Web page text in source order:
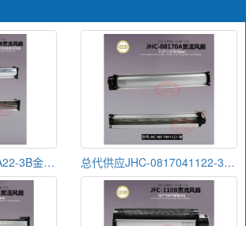
总代供应JM-06060A22-3B金亿翔贯流风扇 总代供应JHC-0817041122-3B金亿翔贯流风扇